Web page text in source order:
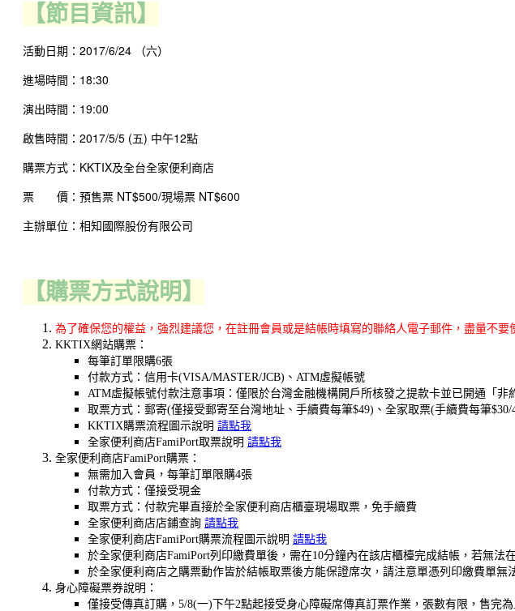
【節目資訊】
活動日期：2017/6/24
（六）
進場時間：18:30
演出時間：19:00
啟售時間：2017/5/5 (五) 中午12點
購票方式：KKTIX及全台全家便利商店
票 價：預售票 NT$500/現場票 NT$600
主辦單位：相知國際股份有限公司
【購票方式說明】
為了確保您的權益，強烈建議您，在註冊會員或是結帳時填寫的聯絡人電子郵件，盡量不
KKTIX網站購票：
每筆訂單限購6張
付款方式：信用卡(VISA/MASTER/JCB)、ATM虛擬帳號
ATM虛擬帳號付款注意事項：僅限於台灣金融機構開戶所核發之提款卡並已開通「
取票方式：郵寄(僅接受郵寄至台灣地址、手續費每筆$49)、全家取票(手續費每筆
KKTIX購票流程圖示說明 請點我
全家便利商店FamiPort取票說明 請點我
全家便利商店FamiPort購票：
無需加入會員，每筆訂單限購4張
付款方式：僅接受現金
取票方式：付款完畢直接於全家便利商店櫃臺現場取票，免手續費
全家便利商店店鋪查詢 請點我
全家便利商店FamiPort購票流程圖示說明 請點我
於全家便利商店FamiPort列印繳費單後，需在10分鐘內在該店櫃檯完成結帳，若無
於全家便利商店之購票動作皆於結帳取票後方能保證席次，請注意單憑列印繳費單無
​​身心障礙票券說明：
僅接受傳真訂購，5/8(一)下午2點起接受身心障礙席傳真訂票作業，張數有限，售完為